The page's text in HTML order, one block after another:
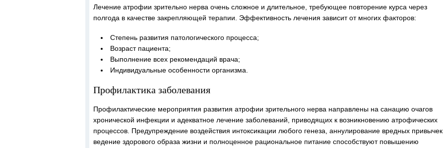
Лечение атрофии зрительно нерва очень сложное и длительное, требующее повторение курса через
полгода в качестве закрепляющей терапии. Эффективность лечения зависит от многих факторов:
Степень развития патологического процесса;
Возраст пациента;
Выполнение всех рекомендаций врача;
Индивидуальные особенности организма.
Профилактика заболевания
Профилактические мероприятия развития атрофии зрительного нерва направлены на санацию очагов
хронической инфекции и адекватное лечение заболеваний, приводящих к возникновению атрофических
процессов. Предупреждение воздействия интоксикации любого генеза, аннулирование вредных привычек,
ведение здорового образа жизни и полноценное рациональное питание способствуют повышению